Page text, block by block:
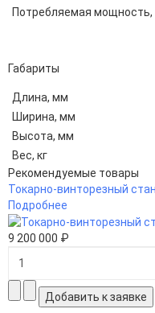
Потребляемая мощность,
Габариты
Длина, мм
Ширина, мм
Высота, мм
Вес, кг
Рекомендуемые товары
Токарно-винторезный
Подробнее
9 200 000 ₽